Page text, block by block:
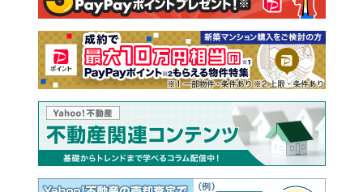
売却査定